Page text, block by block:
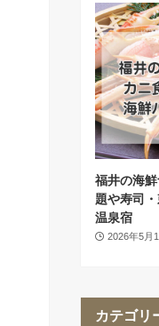
福井の海
題や寿司
温泉宿
2026年5月
カテゴリ